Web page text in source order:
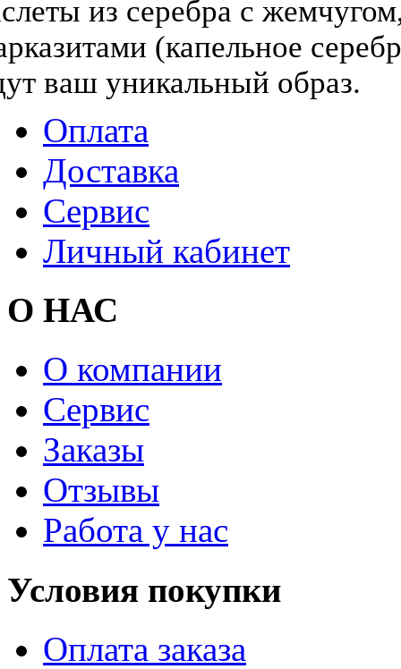
из серебра с
(капельное
ваш уникальный образ.
Оплата
Доставка
Сервис
Личный кабинет
О НАС
О компании
Сервис
Заказы
Отзывы
Работа у нас
Условия покупки
Оплата заказа